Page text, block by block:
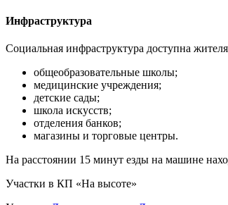
Инфраструктура
Социальная инфраструктура доступна
общеобразовательные школы;
медицинские учреждения;
детские сады;
школа искусств;
отделения банков;
магазины и торговые центры.
На расстоянии 15 минут езды на машине
Участки в КП «На высоте»